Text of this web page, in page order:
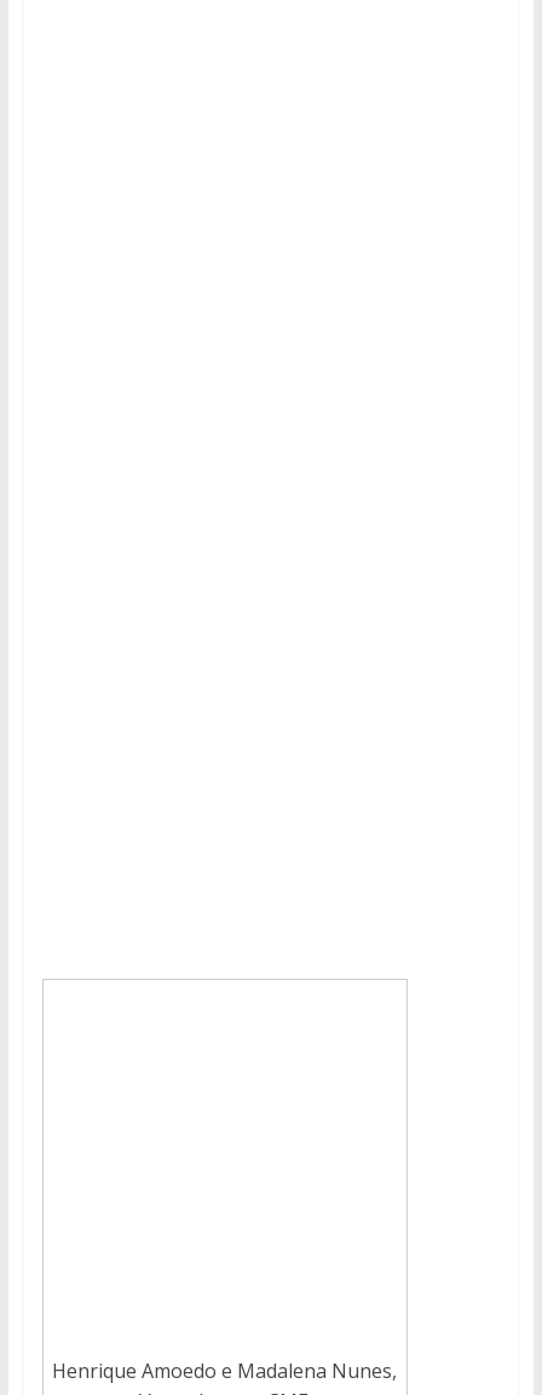
Henrique Amoedo e Madalena Nunes,